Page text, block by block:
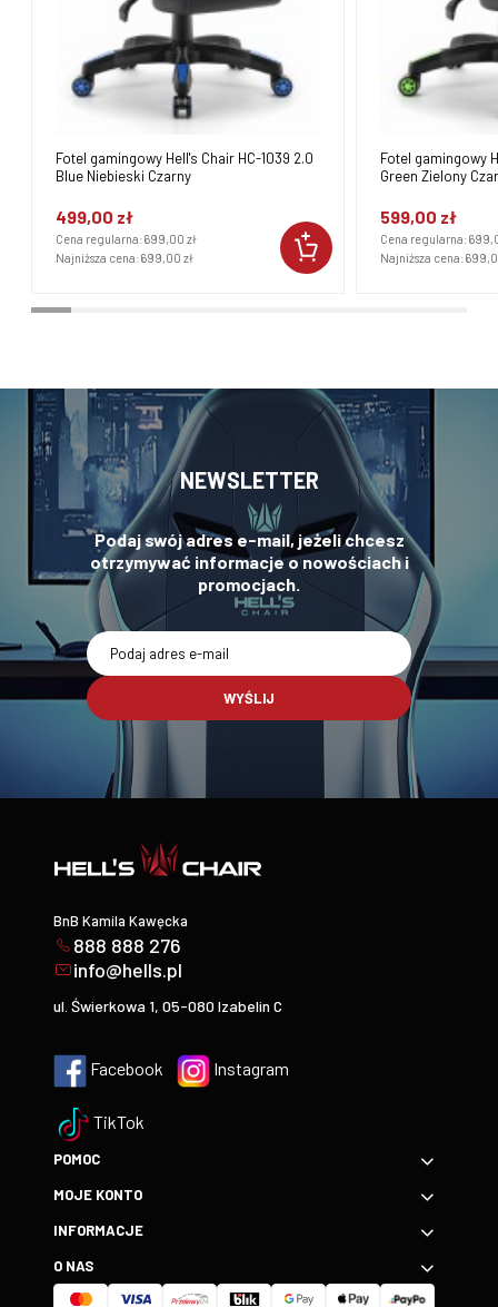
Fotel gamingowy Hell's Chair HC-1039 2.0
Blue Niebieski Czarny
499,00 zł
Cena regularna:699,00 zł
Najniższa cena:699,00 zł
Fotel gamingowy
Green Zielony
599,00 zł
Cena regularna:
Najniższa cena:
NEWSLETTER
Podaj swój adres e-mail, jeżeli chcesz
otrzymywać informacje o nowościach i
promocjach.
WYŚLIJ
BnB Kamila Kawęcka
888 888 276
info@hells.pl
ul. Świerkowa 1, 05-080 Izabelin C
Facebook Instagram
TikTok
POMOC
MOJE KONTO
INFORMACJE
O NAS